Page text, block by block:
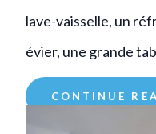
lave-vaisselle, un
évier, une grande
CONTINUE